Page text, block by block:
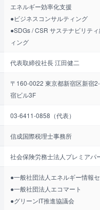
エネルギー効率化支援
●ビジネスコンサルティング
●SDGs / CSR サステナビリテ
ィング
代表取締役社長 江田健二
〒160-0022 東京都新宿区新宿
宿ビル3F
03-6411-0858（代表）
信成国際税理士事務所
社会保険労務士法人プレミアパ
●一般社団法人エネルギー情報
●一般社団法人エコマート
●グリーンIT推進協議会